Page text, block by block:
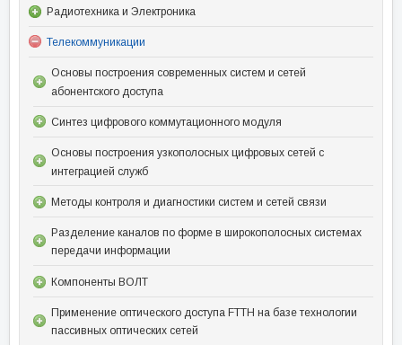
Радиотехника и Электроника
Телекоммуникации
Основы построения современных систем и сетей
абонентского доступа
Синтез цифрового коммутационного модуля
Основы построения узкополосных цифровых сетей с
интеграцией служб
Методы контроля и диагностики систем и сетей связи
Разделение каналов по форме в широкополосных системах
передачи информации
Компоненты ВОЛТ
Применение оптического доступа FTTH на базе технологии
пассивных оптических сетей